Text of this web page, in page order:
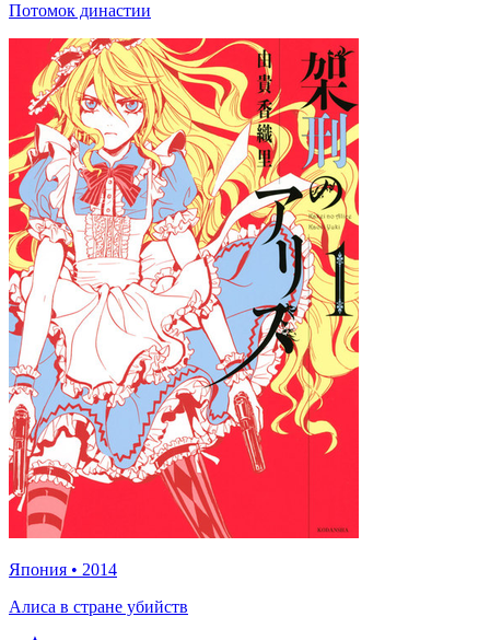
Потомок династии
Япония • 2014
Алиса в стране убийств